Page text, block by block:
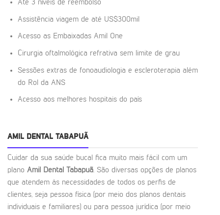
Até 3 níveis de reembolso
Assistência viagem de até US$300mil
Acesso as Embaixadas Amil One
Cirurgia oftalmológica refrativa sem limite de grau
Sessões extras de fonoaudiologia e escleroterapia além
do Rol da ANS
Acesso aos melhores hospitais do país
AMIL DENTAL TABAPUÃ
Cuidar da sua saúde bucal fica muito mais fácil com um
plano Amil Dental Tabapuã. São diversas opções de planos
que atendem às necessidades de todos os perfis de
clientes, seja pessoa física (por meio dos planos dentais
individuais e familiares) ou para pessoa jurídica (por meio